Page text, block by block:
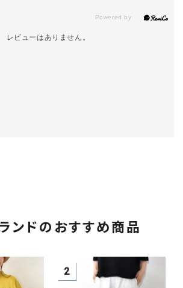
レビューはありません。
ンドのおすすめ商品